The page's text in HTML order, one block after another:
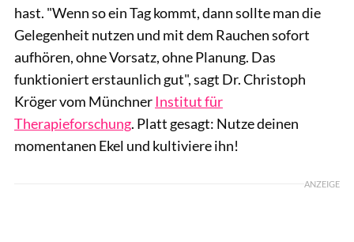
hast. "Wenn so ein Tag kommt, dann sollte man die
Gelegenheit nutzen und mit dem Rauchen sofort
aufhören, ohne Vorsatz, ohne Planung. Das
funktioniert erstaunlich gut", sagt Dr. Christoph
Kröger vom MünchnerInstitut für
Therapieforschung. Platt gesagt: Nutze deinen
momentanen Ekel und kultiviere ihn!
ANZEIGE